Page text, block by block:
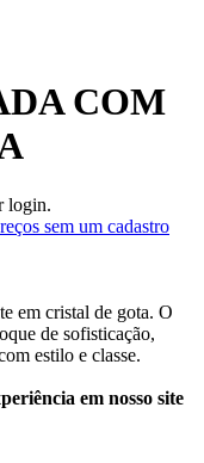
COM
login.
sem um cadastro
em cristal de gota. O
de sofisticação,
estilo e classe.
em nosso site